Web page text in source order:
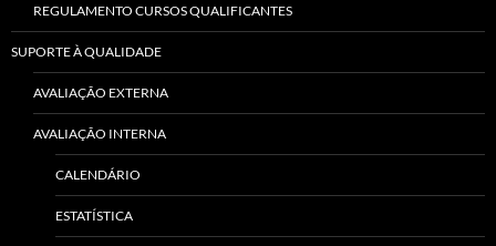
REGULAMENTO CURSOS QUALIFICANTES
SUPORTE À QUALIDADE
AVALIAÇÃO EXTERNA
AVALIAÇÃO INTERNA
CALENDÁRIO
ESTATÍSTICA